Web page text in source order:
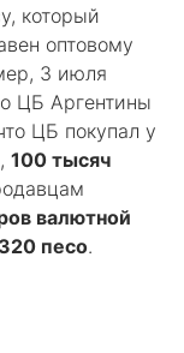
который
оптовому
3 июля
ЦБ Аргентины
ЦБ покупал у
100 тысяч
валютной
песо.